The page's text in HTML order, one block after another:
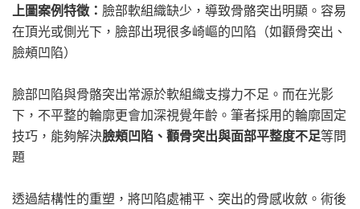
上圖案例特徵： 臉部軟組織缺少，導致骨骼突出明顯。容易
在頂光或側光下，臉部出現很多崎嶇的凹陷（如顴骨突出、
臉頰凹陷）
臉部凹陷與骨骼突出常源於軟組織支撐力不足。而在光影
下，不平整的輪廓更會加深視覺年齡。筆者採用的輪廓固定
技巧，能夠解決臉頰凹陷、顴骨突出與面部平整度不足等問
題
透過結構性的重塑，將凹陷處補平、突出的骨感收斂。術後